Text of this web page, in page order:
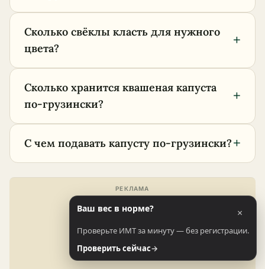
Сколько свёклы класть для нужного
цвета?
+
Сколько хранится квашеная капуста
по-грузински?
+
С чем подавать капусту по-грузински?+
Ваш вес в норме? ×
Проверьте ИМТ за минуту — без регистрации.
Проверить сейчас→